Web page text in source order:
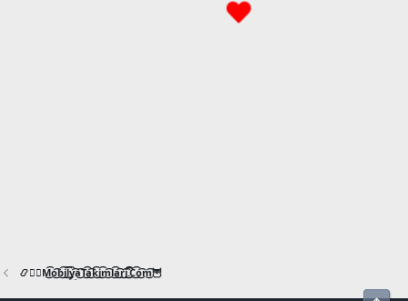
📿🧙‍♂️M͜͡o͜͡b͜͡i͜͡l͜͡y͜͡a͜͡T͜͡a͜͡k͜͡i͜͡m͜͡l͜͡a͜͡r͜͡i͜͡.͜͡C͜͡o͜͡m͜͡🦉